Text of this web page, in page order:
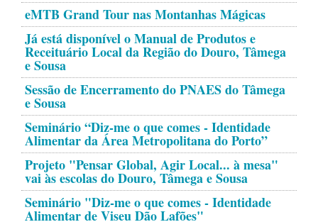
eMTB Grand Tour nas Montanhas Mágicas
Já está disponível o Manual de Produtos e
Receituário Local da Região do Douro, Tâmega
e Sousa
Sessão de Encerramento do PNAES do Tâmega
e Sousa
Seminário “Diz-me o que comes - Identidade
Alimentar da Área Metropolitana do Porto”
Projeto "Pensar Global, Agir Local... à mesa"
vai às escolas do Douro, Tâmega e Sousa
Seminário "Diz-me o que comes - Identidade
Alimentar de Viseu Dão Lafões"